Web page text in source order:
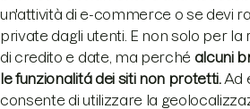
un'attività di e-commerce o se devi
private dagli utenti. E non solo per
di credito e date, ma perché alcuni
le funzionalitá dei siti non protetti.Ad
consente di utilizzare la